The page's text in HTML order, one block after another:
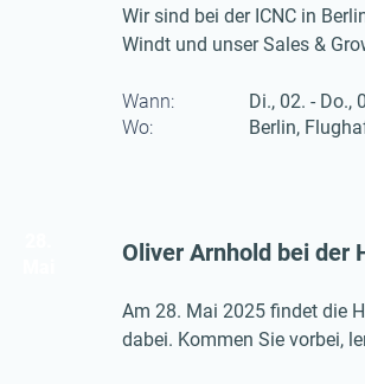
Wir sind bei der ICNC in
Windt und unser Sales &
Wann:
Wo:
Di., 02. - Do.,
Berlin,
Oliver Arnhold bei
Am 28. Mai 2025 findet die
dabei. Kommen Sie vorbei,